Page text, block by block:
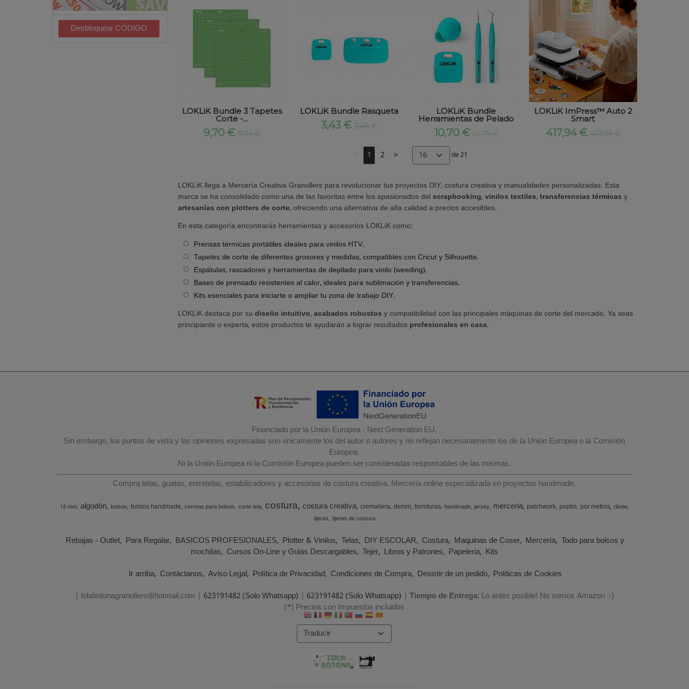
LOKLiK Bundle 3 Tapetes
Corte -...
9,70 €9,75 €
LOKLiK Bundle Rasqueta
3,43 € 3,48 €
LOKLiK Bundle
Herramientas de Pelado
10,70 € 10,75 €
LOKLiK ImPress™ Auto 2
Smart
417,94 € 417,99 €
1 2 > de 21
LOKLiK llega a Mercería Creativa Granollers para revolucionar tus proyectos DIY, costura creativa y manualidades personalizadas. Esta
marca se ha consolidado como una de las favoritas entre los apasionados del scrapbooking, vinilos textiles, transferencias térmicas y
artesanías con plotters de corte, ofreciendo una alternativa de alta calidad a precios accesibles.
En esta categoría encontrarás herramientas y accesorios LOKLiK como:
Prensas térmicas portátiles ideales para vinilos HTV.
Tapetes de corte de diferentes grosores y medidas, compatibles con Cricut y Silhouette.
Espátulas, rascadores y herramientas de depilado para vinilo (weeding).
Bases de prensado resistentes al calor, ideales para sublimación y transferencias.
Kits esenciales para iniciarte o ampliar tu zona de trabajo DIY.
LOKLiK destaca por su diseño intuitivo, acabados robustos y compatibilidad con las principales máquinas de corte del mercado. Ya seas
principiante o experta, estos productos te ayudarán a lograr resultados profesionales en casa.
Financiado por la Unión Europea - Next Generation EU.
Sin embargo, los puntos de vista y las opiniones expresadas son únicamente los del autor o autores y no reflejan necesariamente los de la Unión Europea o la Comisión
Europea.
Ni la Unión Europea ni la Comisión Europea pueden ser consideradas responsables de las mismas.
Compra telas, guatas, entretelas, estabilizadores y accesorios de costura creativa. Mercería online especializada en proyectos handmade.
18 mm algodón bolsos bolsos handmade correas para bolsos corte tela costura costura creativa cremallera denim fornituras handmade jersey merceria patchwork poplin por metros ribete
tijeras tijeras de costura
Rebajas - Outlet Para Regalar BASICOS PROFESIONALES Plotter & Vinilos Telas DIY ESCOLAR Costura Maquinas de Coser Mercería Todo para bolsos y
mochilas Cursos On-Line y Guias Descargables Tejer Libros y Patrones Papeleria Kits
Ir arriba Contáctanos Aviso Legal Política de Privacidad Condiciones de Compra Desistir de un pedido Políticas de Cookies
| lolabotonagranollers@hotmail.com | 623191482 (Solo Whatsapp) | 623191482 (Solo Whatsapp) | Tiempo de Entrega:Lo antes posible! No somos Amazon :-)
(*) Precios con Impuestos incluidos